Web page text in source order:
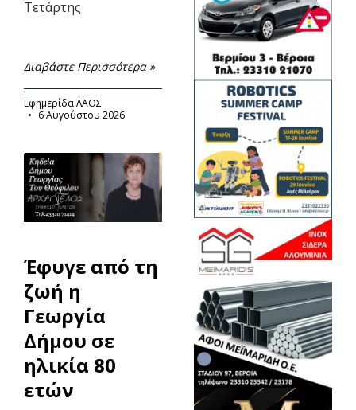
Τετάρτης
Διαβάστε Περισσότερα »
Εφημερίδα ΛΑΟΣ
6 Αυγούστου 2026
Έφυγε από τη
ζωή η
Γεωργία
Δήμου σε
ηλικία 80
ετών